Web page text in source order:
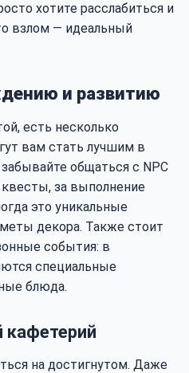
хотите расслабиться и
взлом — идеальный
и развитию
есть несколько
вам стать лучшим в
общаться с NPC
за выполнение
это уникальные
декора. Также стоит
события: в
специальные
блюда.
кафетерий
на достигнутом. Даже